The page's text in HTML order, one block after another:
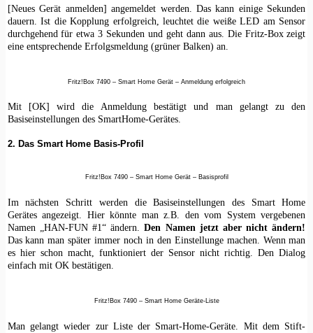
[Neues Gerät anmelden] angemeldet werden. Das kann einige Sekunden
dauern. Ist die Kopplung erfolgreich, leuchtet die weiße LED am Sensor
durchgehend für etwa 3 Sekunden und geht dann aus. Die Fritz-Box zeigt
eine entsprechende Erfolgsmeldung (grüner Balken) an.
Fritz!Box 7490 – Smart Home Gerät – Anmeldung erfolgreich
Mit [OK] wird die Anmeldung bestätigt und man gelangt zu den
Basiseinstellungen des SmartHome-Gerätes.
2. Das Smart Home Basis-Profil
Fritz!Box 7490 – Smart Home Gerät – Basisprofil
Im nächsten Schritt werden die Basiseinstellungen des Smart Home
Gerätes angezeigt. Hier könnte man z.B. den vom System vergebenen
Namen „HAN-FUN #1“ ändern.Den Namen jetzt aber nicht ändern!
Das kann man später immer noch in den Einstellunge machen. Wenn man
es hier schon macht, funktioniert der Sensor nicht richtig. Den Dialog
einfach mit OK bestätigen.
Fritz!Box 7490 – Smart Home Geräte-Liste
Man gelangt wieder zur Liste der Smart-Home-Geräte. Mit dem Stift-